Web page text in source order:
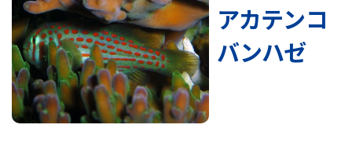
アカテンコ
バンハゼ